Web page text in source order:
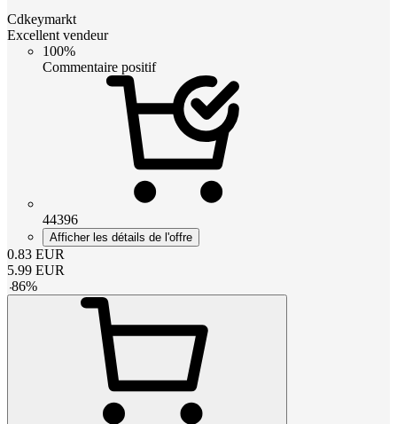
Cdkeymarkt
Excellent vendeur
100%
Commentaire positif
44396
Afficher les détails de l'offre
0.83 EUR
5.99 EUR
-86%